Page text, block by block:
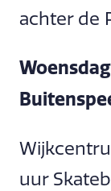
achter de
uur